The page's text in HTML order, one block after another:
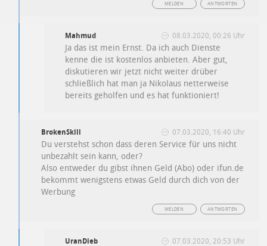
ANTWORTEN
MELDEN
Mahmud 08.03.2020, 00:26 Uhr
Ja das ist mein Ernst. Da ich auch Dienste
kenne die ist kostenlos anbieten. Aber gut,
diskutieren wir jetzt nicht weiter drüber
schließlich hat man ja Nikolaus netterweise
bereits geholfen und es hat funktioniert!
BrokenSkill 07.03.2020, 16:40 Uhr
Du verstehst schon dass deren Service für uns nicht
unbezahlt sein kann, oder?
Also entweder du gibst ihnen Geld (Abo) oder ifun.de
bekommt wenigstens etwas Geld durch dich von der
Werbung
ANTWORTEN
MELDEN
UranDieb 07.03.2020, 20:53 Uhr